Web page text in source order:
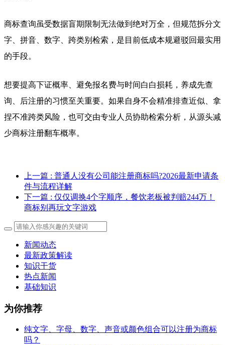
商标查询虽受数据盲期限制无法做到绝对万全，但规范拆分文
字、拼音、数字、跨类别检索，是目前低成本规避驳回最实用
的手段。
想要提高下证概率、避免报名费与时间白白损耗，养成先查
询、后注册的习惯至关重要。如果自身不会精准排查近似、拿
捏不准跨类风险，也可交由专业人员协助检索分析，从源头减
少商标注册翻车概率。
上一篇 : 普通人没有公司能注册商标吗?2026最新申请条
件与流程详解
下一篇 : 仅仅调换4个字顺序，餐饮老板被判赔244万！
商标别再玩文字游戏
新闻动态
最新政策解读
知识干货
热点新闻
基础知识
为你推荐
纯文字、字母、数字、声音或颜色组合可以注册为商标
吗？